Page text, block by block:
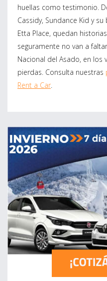
huellas como testimonio.
Cassidy, Sundance Kid y
Etta Place, quedan
seguramente no van a
Nacional del Asado, en los
pierdas. Consulta nuestras
Rent a Car